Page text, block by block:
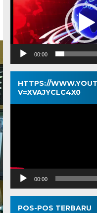
00:00
HTTPS://
V=XVAJYCLC4X0
Pemutar
00:00
POS-POS TERBARU